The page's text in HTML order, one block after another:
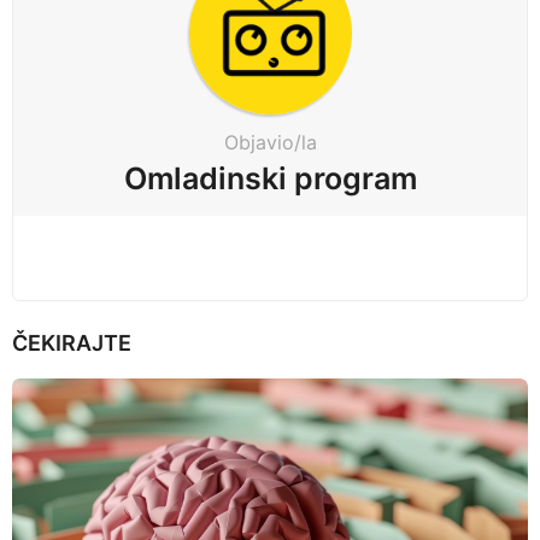
Objavio/la
Omladinski program
ČEKIRAJTE